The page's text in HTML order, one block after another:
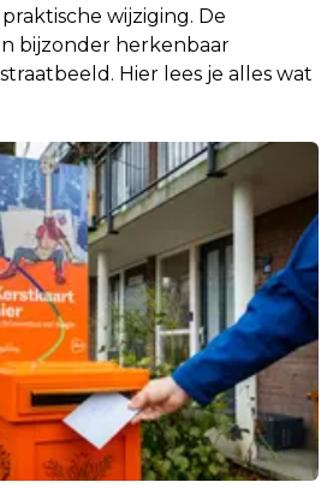
wijziging. De
bijzonder herkenbaar
Hier lees je alles wat